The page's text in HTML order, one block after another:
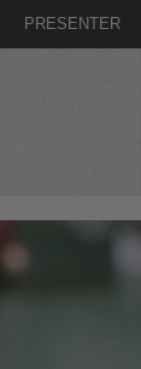
PRESENTER